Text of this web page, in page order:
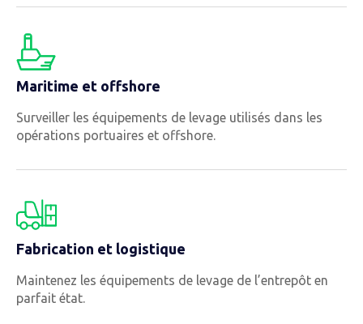
Maritime et offshore
Surveiller les équipements de levage utilisés dans les
opérations portuaires et offshore.
Fabrication et logistique
Maintenez les équipements de levage de l’entrepôt en
parfait état.